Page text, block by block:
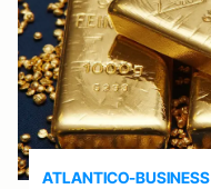
ATLANTICO-BUSINESS